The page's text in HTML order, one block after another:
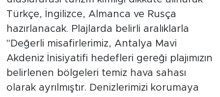
Türkçe, İngilizce, Almanca ve Rusça
hazırlanacak. Plajlarda belirli aralıklarla
''Değerli misafirlerimiz, Antalya Mavi
Akdeniz İnisiyatifi hedefleri gereği plajımızın
belirlenen bölgeleri temiz hava sahası
olarak ayrılmıştır. Denizlerimizi korumaya